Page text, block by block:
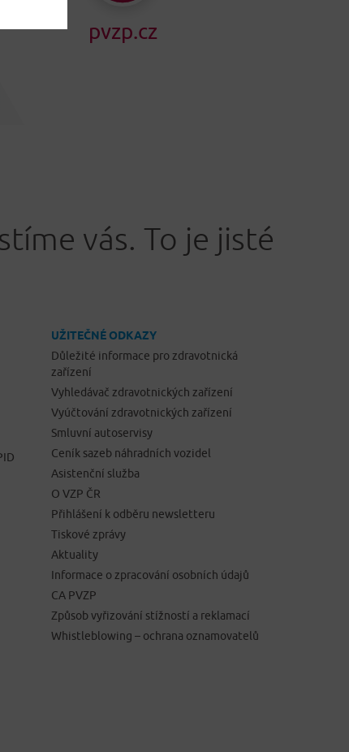
pvzp.cz
vás. To je jisté
UŽITEČNÉ ODKAZY
Důležité informace pro zdravotnická
zařízení
Vyhledávač zdravotnických zařízení
Vyúčtování zdravotnických zařízení
Smluvní autoservisy
Ceník sazeb náhradních vozidel
Asistenční služba
O VZP ČR
Přihlášení k odběru newsletteru
Tiskové zprávy
Aktuality
Informace o zpracování osobních údajů
CA PVZP
Způsob vyřizování stížností a reklamací
Whistleblowing – ochrana oznamovatelů